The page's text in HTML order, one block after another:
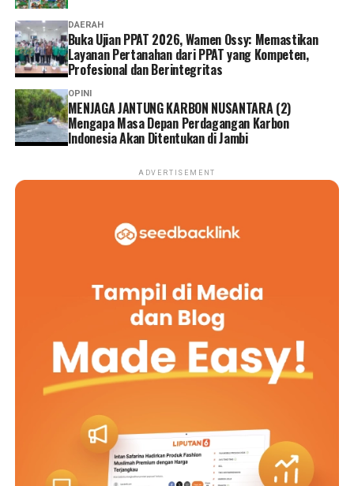
DAERAH
Buka Ujian PPAT 2026, Wamen Ossy: Memastikan
Layanan Pertanahan dari PPAT yang Kompeten,
Profesional dan Berintegritas
OPINI
MENJAGA JANTUNG KARBON NUSANTARA (2)
Mengapa Masa Depan Perdagangan Karbon
Indonesia Akan Ditentukan di Jambi
ADVERTISEMENT